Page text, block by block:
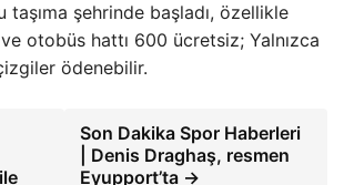
taşıma şehrinde başladı, özellikle
otobüs hattı 600 ücretsiz; Yalnızca
ödenebilir.
Son Dakika Spor Haberleri
| Denis Draghaş, resmen
Eyupport’ta →